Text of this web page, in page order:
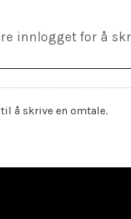
å skrive en omtale.